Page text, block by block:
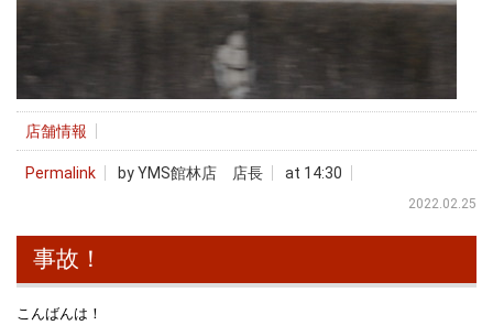
店舗情報
Permalink by YMS館林店 店長 at 14:30
2022.02.25
事故！
こんばんは！